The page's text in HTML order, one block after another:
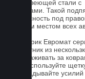
нержавеющей стали
вставками. Такой
поверхность под
слабым местом всех
На коврик Евромат
подпятник из
Как ухаживать за
1.Не используйте
прикладывайте